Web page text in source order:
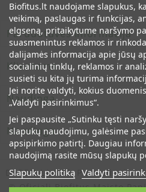
Parduotuvės Informacija
Klientams
Naudinga
Naudinga
Biofitus.lt naudojame slapukus,
veikimą, paslaugas ir funkcijas,
elgseną, pritaikytume naršymo
suasmenintus reklamos ir
dalijamės informacija apie jūsų
socialinių tinklų, reklamos ir
susieti su kita jų turima
Jei norite valdyti, kokius
„Valdyti pasirinkimus“.
Jei paspausite „Sutinku tęsti
slapukų naudojimu, galėsime
apsipirkimo patirtį. Daugiau
naudojimą rasite mūsų slapukų
Slapukų politiką Valdyti
DARBO LAIKAS:
Pirmadienis -
© Oficiali Biofitus Maisto